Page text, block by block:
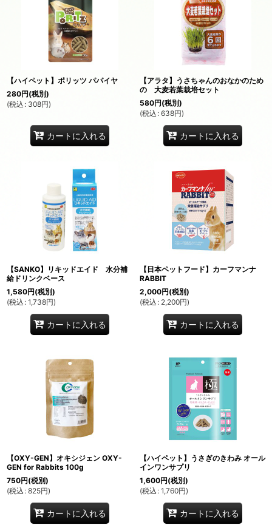
【ハイペット】ポリッツ パパイヤ
280円(税別)
(税込 : 308円)
カートに入れる
【アラタ】うさちゃんのおなかのため
の 大麦若葉栽培セット
580円(税別)
(税込 : 638円)
カートに入れる
【SANKO】リキッドエイド 水分補
給ドリンクベース
1,580円(税別)
(税込 : 1,738円)
カートに入れる
【日本ペットフード】カーフマンナ
RABBIT
2,000円(税別)
(税込 : 2,200円)
カートに入れる
【OXY-GEN】オキシジェン OXY-
GEN for Rabbits 100g
750円(税別)
(税込 : 825円)
カートに入れる
【ハイペット】うさぎのきわみ オール
インワンサプリ
1,600円(税別)
(税込 : 1,760円)
カートに入れる